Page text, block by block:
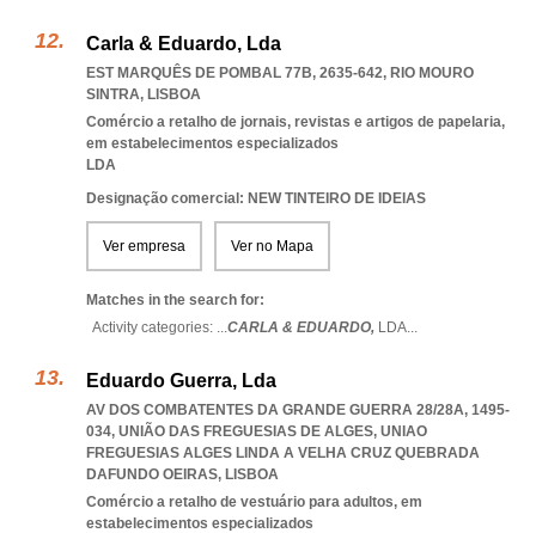
Carla & Eduardo, Lda
EST MARQUÊS DE POMBAL 77B, 2635-642, RIO MOURO
SINTRA, LISBOA
Comércio a retalho de jornais, revistas e artigos de papelaria,
em estabelecimentos especializados
LDA
Designação comercial: NEW TINTEIRO DE IDEIAS
Ver empresa Ver no Mapa
Matches in the search for:
Activity categories: ...CARLA & EDUARDO, LDA...
Eduardo Guerra, Lda
AV DOS COMBATENTES DA GRANDE GUERRA 28/28A, 1495-
034, UNIÃO DAS FREGUESIAS DE ALGES, UNIAO
FREGUESIAS ALGES LINDA A VELHA CRUZ QUEBRADA
DAFUNDO OEIRAS, LISBOA
Comércio a retalho de vestuário para adultos, em
estabelecimentos especializados